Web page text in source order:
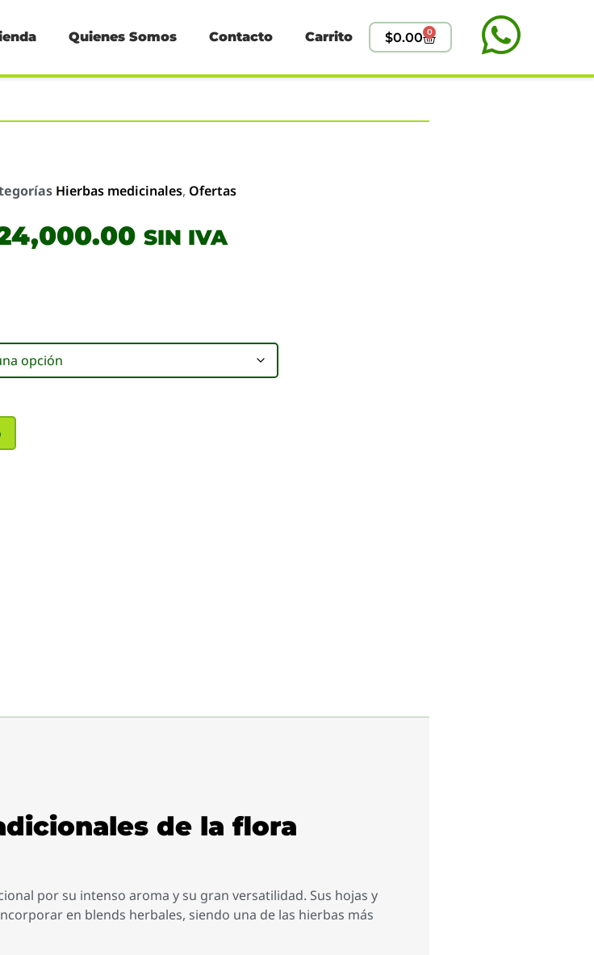
Quienes Somos Contacto Carrito $0.00 0
Hierbas medicinales, Ofertas
SIN IVA
de la flora
por su intenso aroma y su gran versatilidad. Sus hojas y
en blends herbales, siendo una de las hierbas más